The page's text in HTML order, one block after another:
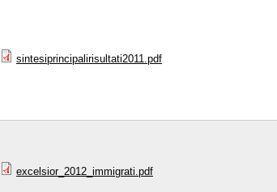
sintesiprincipalirisultati2011.pdf
excelsior_2012_immigrati.pdf